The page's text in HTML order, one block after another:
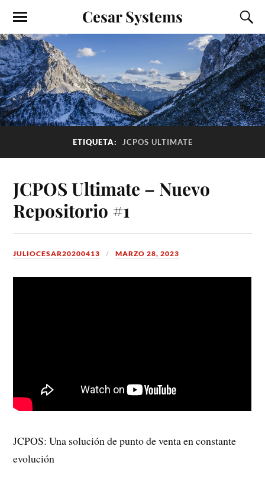
Cesar Systems
ETIQUETA: JCPOS ULTIMATE
JCPOS Ultimate – Nuevo
Repositorio #1
JULIOCESAR20200413 MARZO 28, 2023
JCPOS: Una solución de punto de venta en constante
evolución